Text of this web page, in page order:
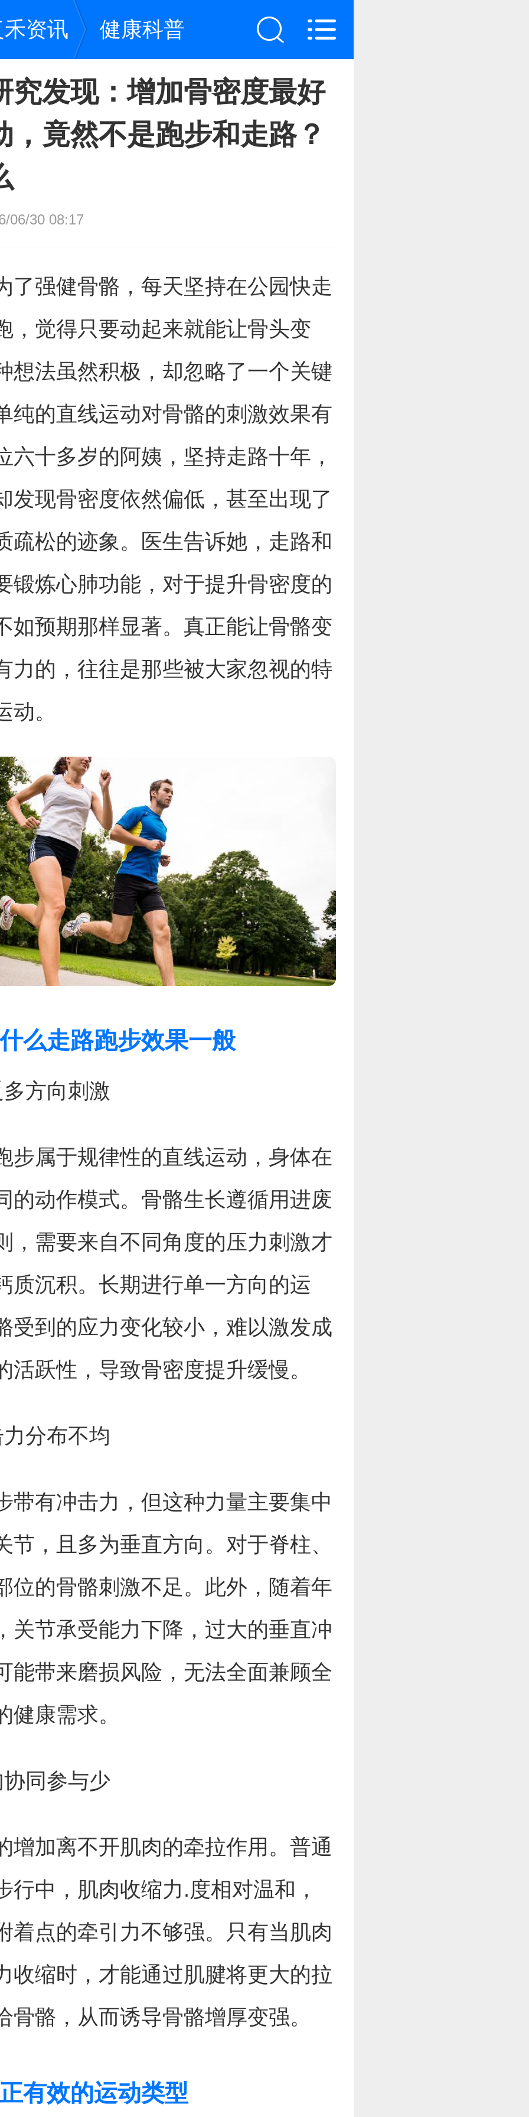
资讯 健康科普
究发现：增加骨密度最好
，竟然不是跑步和走路？
06/30 08:17
了强健骨骼，每天坚持在公园快走
，觉得只要动起来就能让骨头变
想法虽然积极，却忽略了一个关键
纯的直线运动对骨骼的刺激效果有
六十多岁的阿姨，坚持走路十年，
发现骨密度依然偏低，甚至出现了
疏松的迹象。医生告诉她，走路和
锻炼心肺功能，对于提升骨密度的
如预期那样显著。真正能让骨骼变
力的，往往是那些被大家忽视的特
动。
么走路跑步效果一般
方向刺激
步属于规律性的直线运动，身体在
的动作模式。骨骼生长遵循用进废
，需要来自不同角度的压力刺激才
质沉积。长期进行单一方向的运
受到的应力变化较小，难以激发成
活跃性，导致骨密度提升缓慢。
分布不均
带有冲击力，但这种力量主要集中
节，且多为垂直方向。对于脊柱、
位的骨骼刺激不足。此外，随着年
关节承受能力下降，过大的垂直冲
能带来磨损风险，无法全面兼顾全
健康需求。
同参与少
增加离不开肌肉的牵拉作用。普通
行中，肌肉收缩力.度相对温和，
着点的牵引力不够强。只有当肌肉
收缩时，才能通过肌腱将更大的拉
骨骼，从而诱导骨骼增厚变强。
有效的运动类型